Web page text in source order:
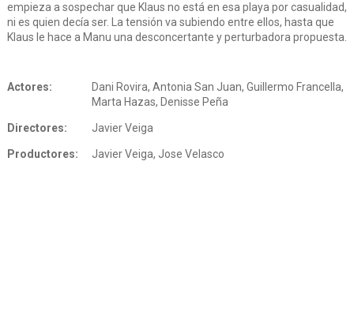
empieza a sospechar que Klaus no está en esa playa por casualidad,
ni es quien decía ser. La tensión va subiendo entre ellos, hasta que
Klaus le hace a Manu una desconcertante y perturbadora propuesta.
Actores:
Dani Rovira, Antonia San Juan, Guillermo Francella,
Marta Hazas, Denisse Peña
Directores: Javier Veiga
Productores: Javier Veiga, Jose Velasco